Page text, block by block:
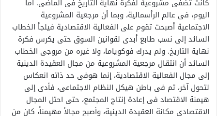
كانت تضفى مشروعية لفكرة نهاية التاريخ فى الماضى. أما
اليوم، فى عالم الرأسمالية، وبما أن مرجعية المشروعية
الاجتماعية أصبحت تقوم على الفعالية الاقتصادية فيلجأ الخطاب
السائد إلى نسب طابع أبدى لقوانين السوق حتى يكرس فكرة
نهاية التاريخ. ولم يدرك فوكوياما، ولا غيره من مروجى الخطاب
السائد أن انتقال مرجعية المشروعية من مجال العقيدة الدينية
إلى مجال الفعالية الاقتصادية، إنما هوفى حد ذاته انعكاس
لتحول آخر، تم فى باطن هيكل النظام الاجتماعى، فأدى إلى
هيمنة الاقتصاد فى إعادة إنتاج المجتمع، حتى احتل المجال
الاقتصادى مكانة العقيدة الدينية، وأصبح مجالاً مهيمناً، كان من